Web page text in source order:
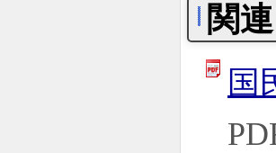
関
国